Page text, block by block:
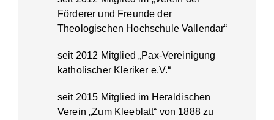
Förderer und Freunde der
Theologischen Hochschule Vallendar“
seit 2012 Mitglied „Pax-Vereinigung
katholischer Kleriker e.V.“
seit 2015 Mitglied im Heraldischen
Verein „Zum Kleeblatt“ von 1888 zu